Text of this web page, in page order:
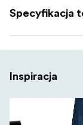
Specyfikacja
Inspiracja